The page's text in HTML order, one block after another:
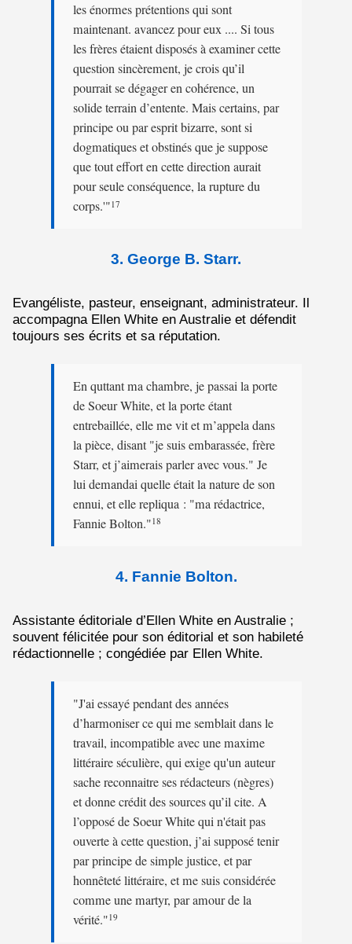
les énormes prétentions qui sont
maintenant. avancez pour eux .... Si tous
les frères étaient disposés à examiner cette
question sincèrement, je crois qu’il
pourrait se dégager en cohérence, un
solide terrain d’entente. Mais certains, par
principe ou par esprit bizarre, sont si
dogmatiques et obstinés que je suppose
que tout effort en cette direction aurait
pour seule conséquence, la rupture du
corps.'" 17
3. George B. Starr.
Evangéliste, pasteur, enseignant, administrateur. Il
accompagna Ellen White en Australie et défendit
toujours ses écrits et sa réputation.
En quttant ma chambre, je passai la porte
de Soeur White, et la porte étant
entrebaillée, elle me vit et m’appela dans
la pièce, disant "je suis embarassée, frère
Starr, et j’aimerais parler avec vous." Je
lui demandai quelle était la nature de son
ennui, et elle repliqua : "ma rédactrice,
Fannie Bolton."18
4. Fannie Bolton.
Assistante éditoriale d’Ellen White en Australie ;
souvent félicitée pour son éditorial et son habileté
rédactionnelle ; congédiée par Ellen White.
"J'ai essayé pendant des années
d’harmoniser ce qui me semblait dans le
travail, incompatible avec une maxime
littéraire séculière, qui exige qu'un auteur
sache reconnaitre ses rédacteurs (nègres)
et donne crédit des sources qu’il cite. A
l’opposé de Soeur White qui n'était pas
ouverte à cette question, j’ai supposé tenir
par principe de simple justice, et par
honnêteté littéraire, et me suis considérée
comme une martyr, par amour de la
vérité."19